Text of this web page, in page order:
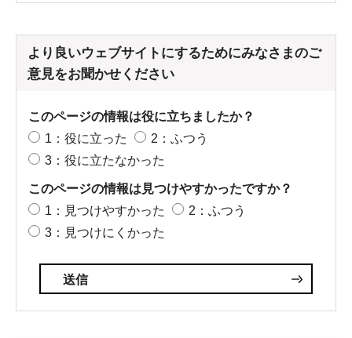
より良いウェブサイトにするためにみなさまのご
意見をお聞かせください
このページの情報は役に立ちましたか？
1：役に立った
2：ふつう
3：役に立たなかった
このページの情報は見つけやすかったですか？
1：見つけやすかった
2：ふつう
3：見つけにくかった